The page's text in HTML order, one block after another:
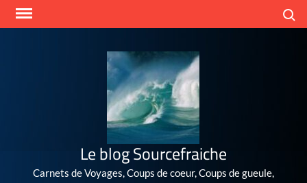
Skip
Le blog Sourcefraiche
Carnets de Voyages, Coups de coeur, Coups de gueule,